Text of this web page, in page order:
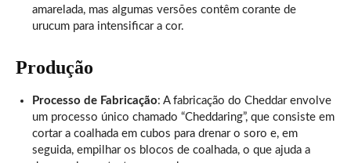
amarelada, mas algumas versões contêm corante de
urucum para intensificar a cor.
Produção
Processo de Fabricação: A fabricação do Cheddar envolve
um processo único chamado “Cheddaring”, que consiste em
cortar a coalhada em cubos para drenar o soro e, em
seguida, empilhar os blocos de coalhada, o que ajuda a